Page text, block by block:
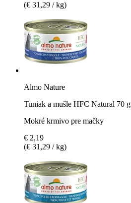
(€ 31,29 / kg)
Almo Nature
Tuniak a mušle HFC Natural 70 g
Mokré krmivo pre mačky
€ 2,19
(€ 31,29 / kg)